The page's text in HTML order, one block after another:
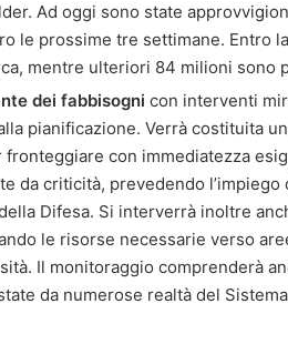
Ad oggi sono state
le prossime tre settimane. Entro
mentre ulteriori 84 milioni sono
dei fabbisogni con interventi
pianificazione. Verrà costituita
con immediatezza
da criticità, prevedendo
Difesa. Si interverrà inoltre
le risorse necessarie verso
Il monitoraggio comprenderà
da numerose realtà del